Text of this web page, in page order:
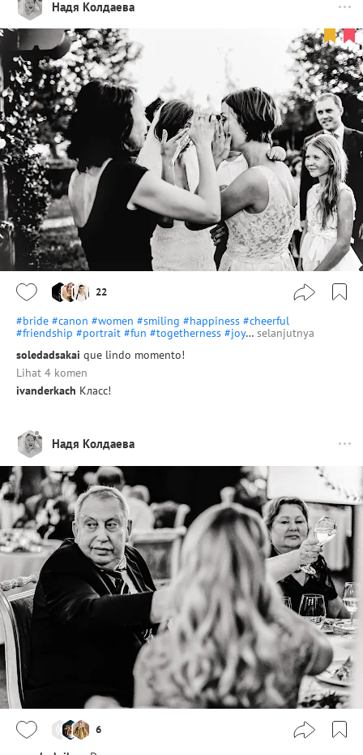
Надя Колдаева
22
#bride #canon #women #smiling #happiness #cheerful
#friendship #portrait #fun #togetherness #joy… selanjutnya
soledadsakai que lindo momento!
Lihat 4 komen
ivanderkach Класс!
Надя Колдаева
6